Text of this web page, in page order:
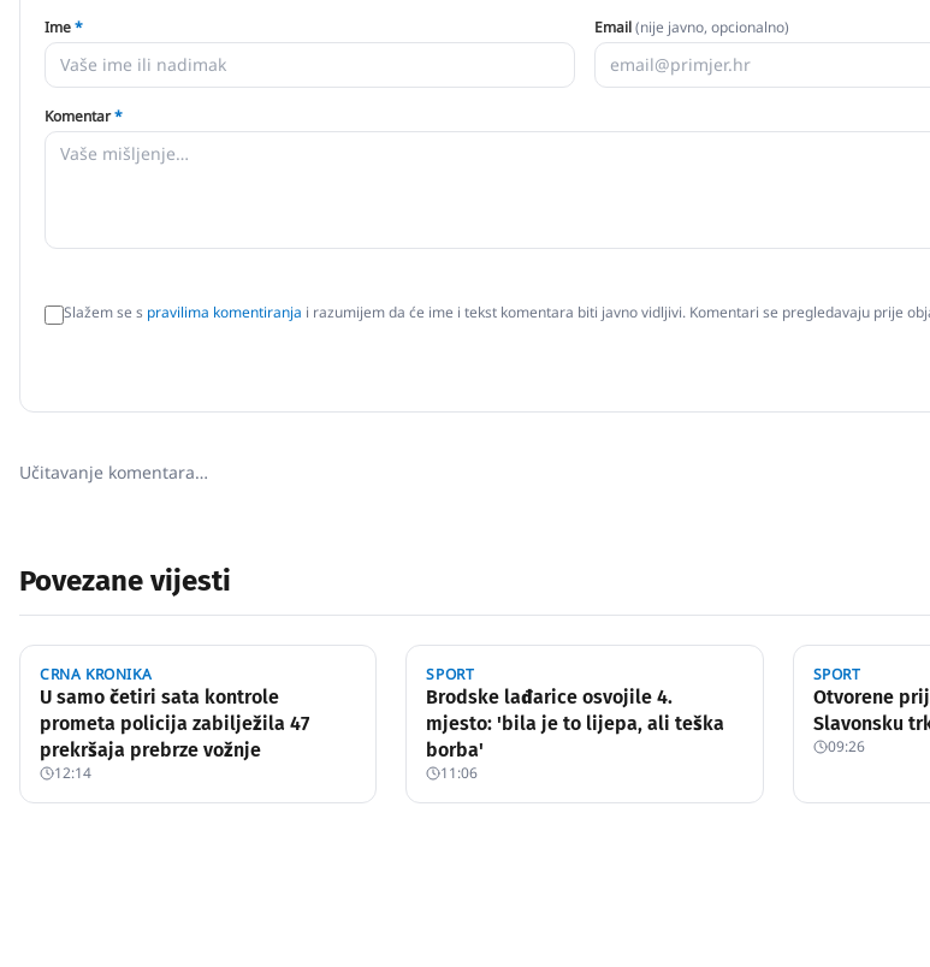
Ime* Email(nije javno, opcionalno)
Komentar*
Slažem se s pravilima komentiranja i razumijem da će ime i tekst komentara biti javno vidljivi. Komentari se pregledavaju prije
Učitavanje komentara…
Povezane vijesti
CRNA KRONIKA
U samo četiri sata kontrole
prometa policija zabilježila 47
prekršaja prebrze vožnje
12:14
SPORT
Brodske lađarice osvojile 4.
mjesto: 'bila je to lijepa, ali teška
borba'
11:06
SPORT
Otvorene
Slavonsku
09:26